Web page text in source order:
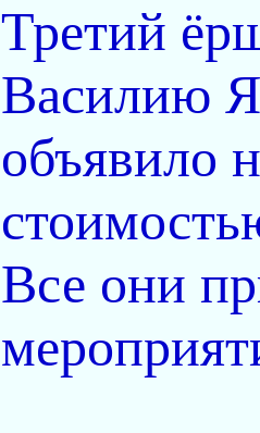
Третий
Василию
объявило
Все они